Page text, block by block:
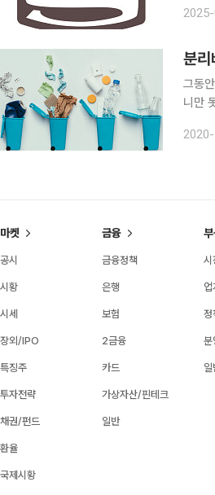
개 제
분리
그동
니만
‘그건
마켓
공시
시황
시세
장외/IPO
특징주
투자전략
채권/펀드
환율
국제시황
금융
금융정책
은행
보험
2금융
카드
가상자산/핀테크
일반
시
업
정
분
일